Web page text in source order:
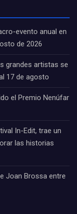
evento anual en
de 2026
grandes artistas se
17 de agosto
el Premio Nenúfar
In-Edit, trae un
las historias
Joan Brossa entre